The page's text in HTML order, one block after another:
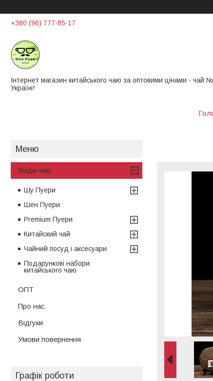
+380 (96) 777-85-17
Інтернет магазин китайського чаю за оптовими цінами - чай
Україні!
Види чаю
Шу Пуери
Шен Пуери
Premium Пуери
Китайский чай
Чайний посуд і аксесуари
Подарункові набори
китайського чаю
ОПТ
Про нас
Відгуки
Умови повернення
Графік роботи